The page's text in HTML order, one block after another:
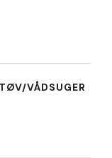
VÅDSUGER